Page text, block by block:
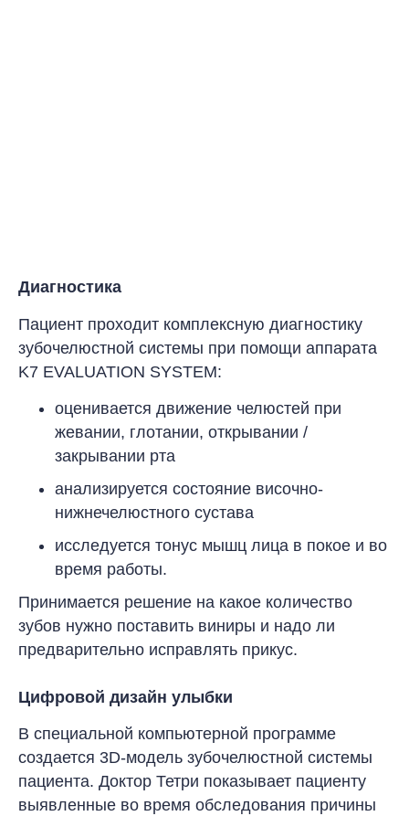
Диагностика
Пациент проходит комплексную диагностику
зубочелюстной системы при помощи аппарата
K7 EVALUATION SYSTEM:
оценивается движение челюстей при
жевании, глотании, открывании /
закрывании рта
анализируется состояние височно-
нижнечелюстного сустава
исследуется тонус мышц лица в покое и во
время работы.
Принимается решение на какое количество
зубов нужно поставить виниры и надо ли
предварительно исправлять прикус.
Цифровой дизайн улыбки
В специальной компьютерной программе
создается 3D-модель зубочелюстной системы
пациента. Доктор Тетри показывает пациенту
выявленные во время обследования причины